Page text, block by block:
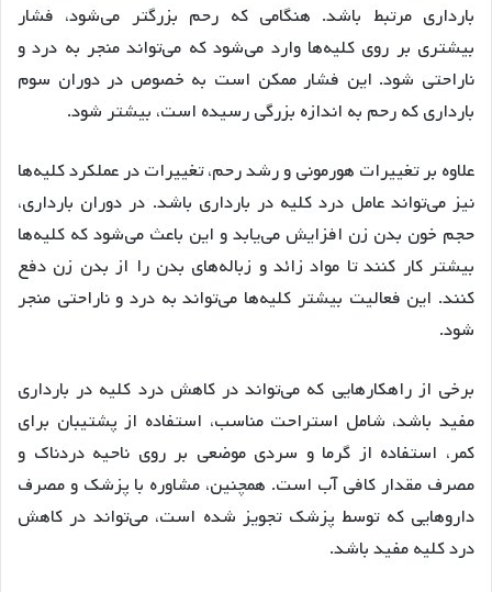
بارداری مرتبط باشد. هنگامی که رحم بزرگتر می‌شود، فشار
بیشتری بر روی کلیه‌ها وارد می‌شود که می‌تواند منجر به درد و
ناراحتی شود. این فشار ممکن است به خصوص در دوران سوم
بارداری که رحم به اندازه بزرگی رسیده است، بیشتر شود.
علاوه بر تغییرات هورمونی و رشد رحم، تغییرات در عملکرد کلیه‌ها
نیز می‌تواند عامل درد کلیه در بارداری باشد. در دوران بارداری،
حجم خون بدن زن افزایش می‌یابد و این باعث می‌شود که کلیه‌ها
بیشتر کار کنند تا مواد زائد و زباله‌های بدن را از بدن زن دفع
کنند. این فعالیت بیشتر کلیه‌ها می‌تواند به درد و ناراحتی منجر
شود.
برخی از راهکارهایی که می‌تواند در کاهش درد کلیه در بارداری
مفید باشد، شامل استراحت مناسب، استفاده از پشتیبان برای
کمر، استفاده از گرما و سردی موضعی بر روی ناحیه دردناک و
مصرف مقدار کافی آب است. همچنین، مشاوره با پزشک و مصرف
داروهایی که توسط پزشک تجویز شده است، می‌تواند در کاهش
درد کلیه مفید باشد.